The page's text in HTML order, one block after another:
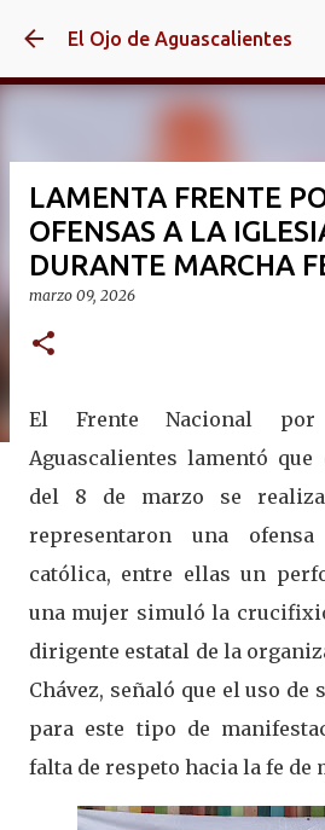
Ir al contenido
El Ojo de Aguascalientes
LAMENTA FRENTE
OFENSAS A LA
DURANTE MARCHA
marzo 09, 2026
El Frente Nacional
Aguascalientes lamentó
del 8 de marzo se
representaron una
católica, entre ellas un
una mujer simuló la
dirigente estatal de la
Chávez, señaló que el uso
para este tipo de
falta de respeto hacia la fe de